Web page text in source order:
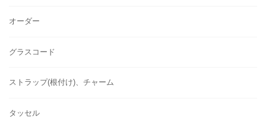
オーダー
グラスコード
ストラップ(根付け)、チャーム
タッセル